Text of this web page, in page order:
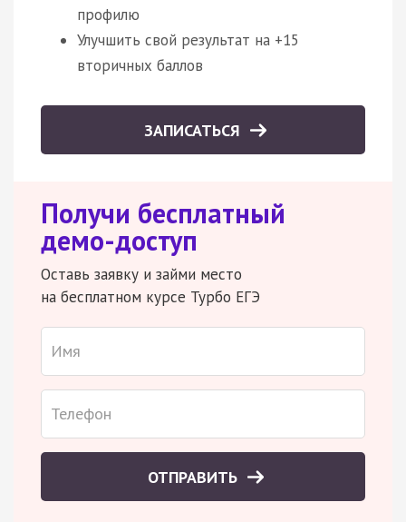
профилю
Улучшить свой результат на +15
вторичных баллов
ЗАПИСАТЬСЯ
Получи бесплатный
демо-доступ
Оставь заявку и займи место
на бесплатном курсе Турбо ЕГЭ
ОТПРАВИТЬ